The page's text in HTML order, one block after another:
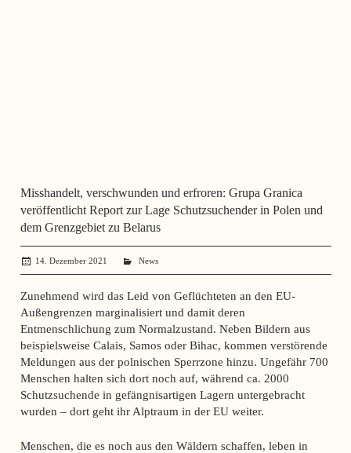
Misshandelt, verschwunden und erfroren: Grupa Granica
veröffentlicht Report zur Lage Schutzsuchender in Polen und
dem Grenzgebiet zu Belarus
14. Dezember 2021 administrator
News
Zunehmend wird das Leid von Geflüchteten an den EU-
Außengrenzen marginalisiert und damit deren
Entmenschlichung zum Normalzustand. Neben Bildern aus
beispielsweise Calais, Samos oder Bihac, kommen verstörende
Meldungen aus der polnischen Sperrzone hinzu. Ungefähr 700
Menschen halten sich dort noch auf, während ca. 2000
Schutzsuchende in gefängnisartigen Lagern untergebracht
wurden – dort geht ihr Alptraum in der EU weiter.
Menschen, die es noch aus den Wäldern schaffen, leben in